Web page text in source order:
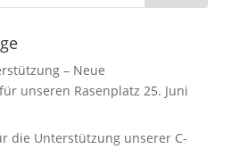
– Neue
unseren Rasenplatz 25. Juni
die Unterstützung unserer C-